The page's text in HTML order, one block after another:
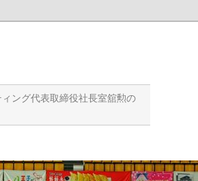
ング代表取締役社長室舘勲の